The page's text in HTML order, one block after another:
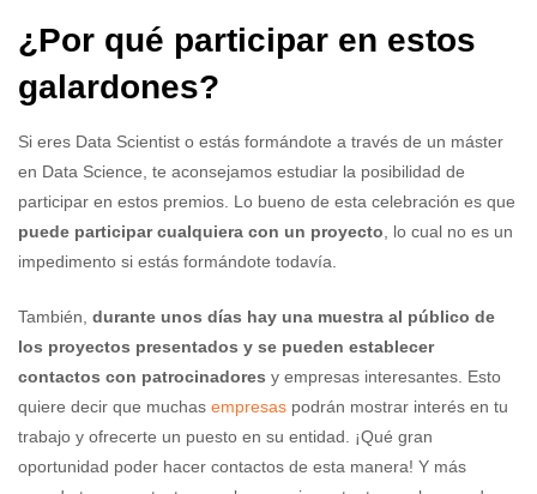
¿Por qué participar en estos
galardones?
Si eres Data Scientist o estás formándote a través de un máster
en Data Science, te aconsejamos estudiar la posibilidad de
participar en estos premios. Lo bueno de esta celebración es que
puede participar cualquiera con un proyecto , lo cual no es un
impedimento si estás formándote todavía.
También, durante unos días hay una muestra al público de
los proyectos presentados y se pueden establecer
contactos con patrocinadores y empresas interesantes. Esto
quiere decir que muchas empresas podrán mostrar interés en tu
trabajo y ofrecerte un puesto en su entidad. ¡Qué gran
oportunidad poder hacer contactos de esta manera! Y más